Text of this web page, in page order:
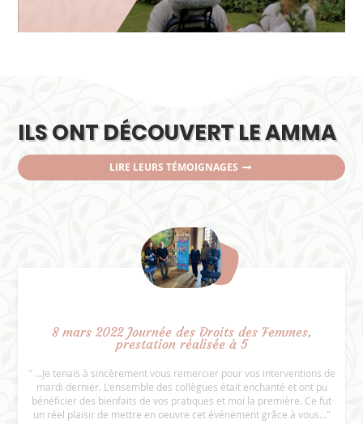
ILS ONT DÉCOUVERT LE AMMA
LIRE LEURS TÉMOIGNAGES
8 mars 2022 Journée des Droits des Femmes,
prestation réalisée à 5
" ...Je tenais à sincèrement vous remercier pour vos interventions de
mardi dernier. L'ensemble des collègues était enchanté et ont pu
bénéficier des bienfaits de vos pratiques et moi la première. Ce fut
un réel plaisir de mettre en oeuvre cet événement grâce à vous..."